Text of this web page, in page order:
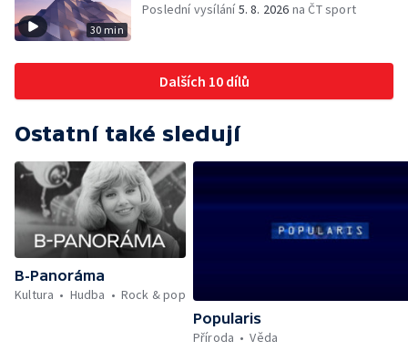
30 min
Poslední vysílání5. 8. 2026 na ČT sport
Dalších 10 dílů
Ostatní také sledují
B-Panoráma
Kultura
Hudba
Rock & pop
Popularis
Příroda
Věda